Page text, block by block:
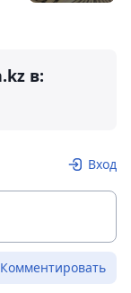
в:
Вход
Комментировать